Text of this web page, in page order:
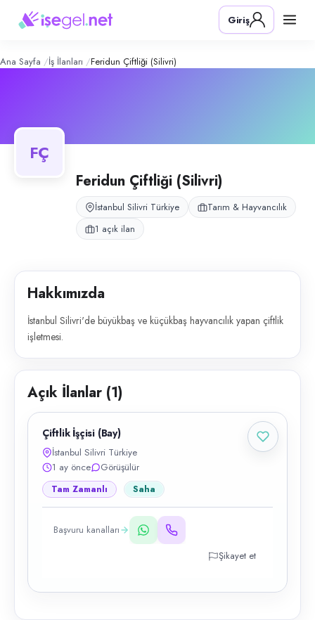
Çiftliği (Silivri) – Şirket
Konum:
İstanbul Silivri'de büyükbaş ve küçükbaş hayvancılık yapan çiftlik
Giriş
Ana Sayfa İş İlanları Feridun Çiftliği (Silivri)
FÇ
Feridun Çiftliği (Silivri)
İstanbul Silivri Türkiye
Tarım & Hayvancılık
1 açık ilan
Hakkımızda
İstanbul Silivri'de büyükbaş ve küçükbaş hayvancılık yapan çiftlik
işletmesi.
Açık İlanlar (1)
Çiftlik İşçisi (Bay)
İstanbul Silivri Türkiye
1 ay önce
Görüşülür
Tam Zamanlı Saha
Başvuru kanalları
Şikayet et